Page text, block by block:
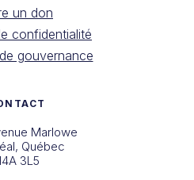
un don
confidentialité
gouvernance
Marlowe
Québec
3L5